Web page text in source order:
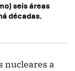
seis áreas
décadas.
nucleares a